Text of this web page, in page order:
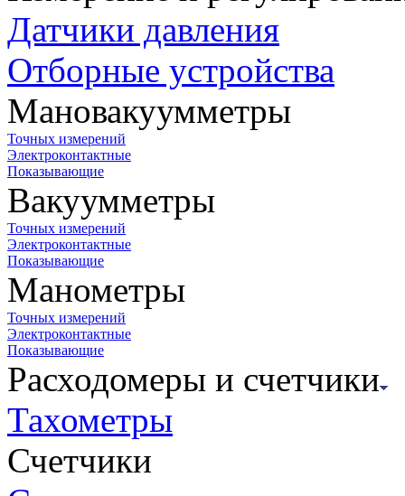
Датчики давления
Отборные устройства
Мановакуумметры
Точных измерений
Электроконтактные
Показывающие
Вакуумметры
Точных измерений
Электроконтактные
Показывающие
Манометры
Точных измерений
Электроконтактные
Показывающие
Расходомеры и счетчики
Тахометры
Счетчики